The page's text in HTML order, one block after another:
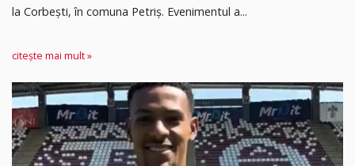
la Corbești, în comuna Petriș. Evenimentul a...
citește mai mult »